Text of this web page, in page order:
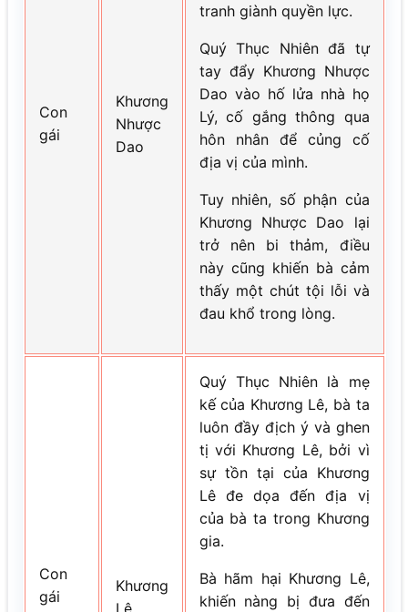
Con
gái
Khương
Nhược
Dao
tranh giành quyền lực.
Quý Thục Nhiên đã tự
tay đẩy Khương Nhược
Dao vào hố lửa nhà họ
Lý, cố gắng thông qua
hôn nhân để củng cố
địa vị của mình.
Tuy nhiên, số phận của
Khương Nhược Dao lại
trở nên bi thảm, điều
này cũng khiến bà cảm
thấy một chút tội lỗi và
đau khổ trong lòng.
Con
gái
Khương
Lê
Quý Thục Nhiên là mẹ
kế của Khương Lê, bà ta
luôn đầy địch ý và ghen
tị với Khương Lê, bởi vì
sự tồn tại của Khương
Lê đe dọa đến địa vị
của bà ta trong Khương
gia.
Bà hãm hại Khương Lê,
khiến nàng bị đưa đến